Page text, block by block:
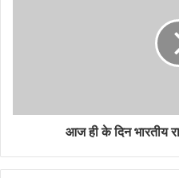
आज ही के दिन भारतीय